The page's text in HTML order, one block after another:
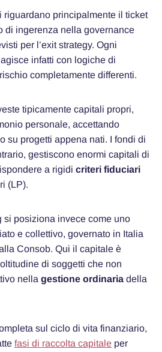
riguardano principalmente il ticket
di ingerenza nella governance
per l’exit strategy. Ogni
infatti con logiche di
completamente differenti.
tipicamente capitali propri,
personale, accettando
su progetti appena nati. I fondi di
gestiscono enormi capitali di
a rigidi criteri fiduciari
(LP).
si posiziona invece come uno
e collettivo, governato in Italia
Consob. Qui il capitale è
di soggetti che non
nella gestione ordinaria della
sul ciclo di vita finanziario,
fasi di raccolta capitale per